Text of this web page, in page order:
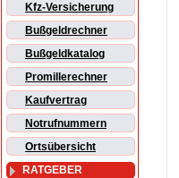
Kfz-Versicherung
Bußgeldrechner
Bußgeldkatalog
Promillerechner
Kaufvertrag
Notrufnummern
Ortsübersicht
RATGEBER